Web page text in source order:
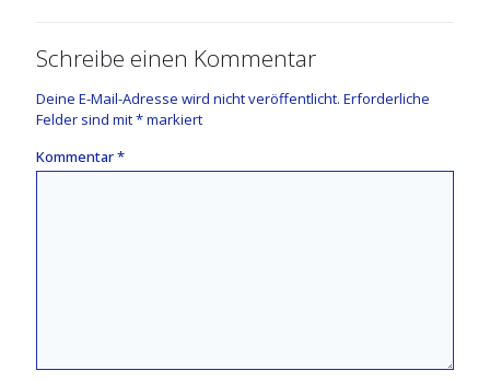
Schreibe einen Kommentar
Deine E-Mail-Adresse wird nicht veröffentlicht. Erforderliche
Felder sind mit*markiert
Kommentar*